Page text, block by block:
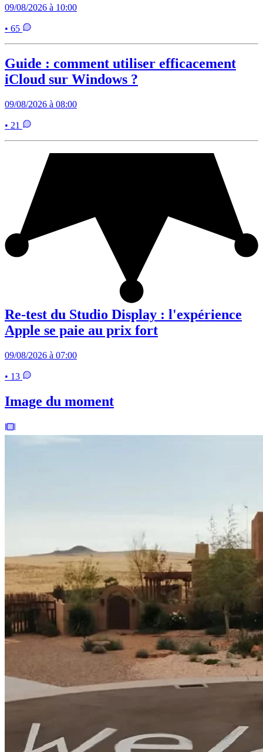
09/08/2026 à 10:00
• 65
Guide : comment utiliser efficacement
iCloud sur Windows ?
09/08/2026 à 08:00
• 21
Re-test du Studio Display : l'expérience
Apple se paie au prix fort
09/08/2026 à 07:00
• 13
Image du moment